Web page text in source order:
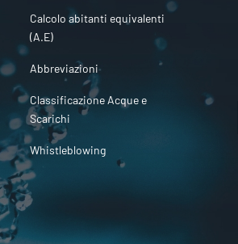
Calcolo abitanti equivalenti
(A.E)
Abbreviazioni
Classificazione Acque e
Scarichi
Whistleblowing